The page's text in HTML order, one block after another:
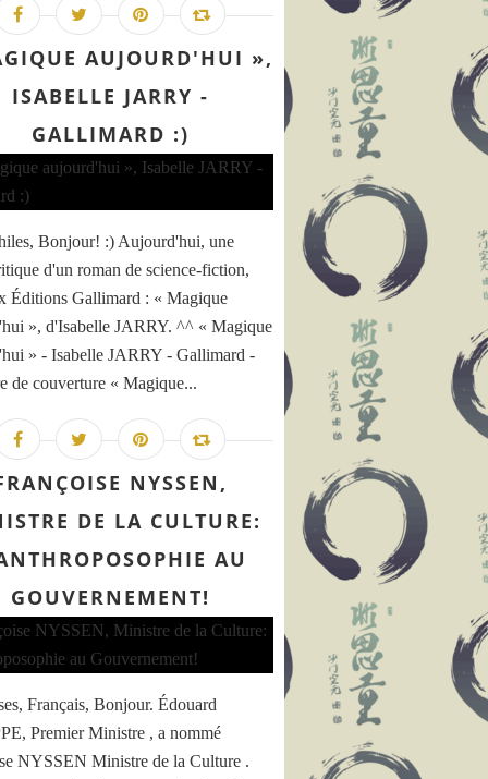
AUJOURD'HUI »,
ISABELLE JARRY -
GALLIMARD :)
Bonjour! :) Aujourd'hui, une
d'un roman de science-fiction,
Éditions Gallimard : « Magique
», d'Isabelle JARRY. ^^ « Magique
» - Isabelle JARRY - Gallimard -
de couverture « Magique...
NYSSEN,
DE LA CULTURE:
AU
GOUVERNEMENT!
Français, Bonjour. Édouard
Premier Ministre , a nommé
NYSSEN Ministre de la Culture .